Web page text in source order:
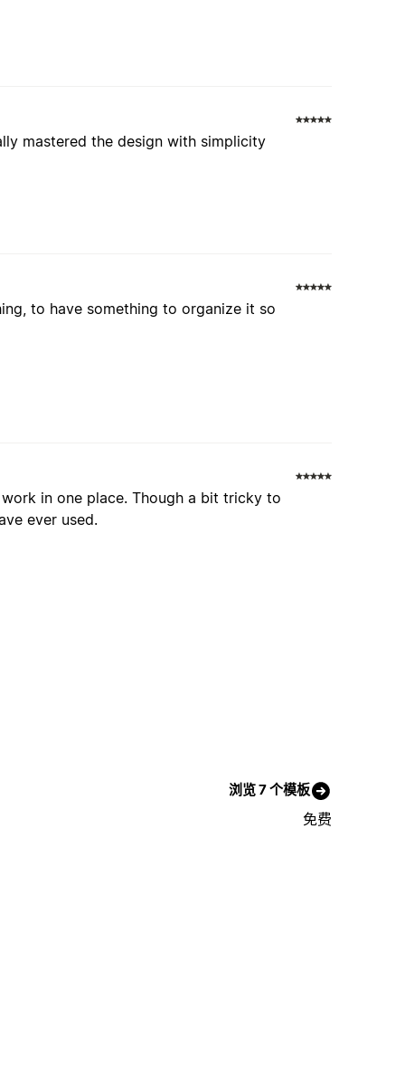
mastered the design with simplicity
to have something to organize it so
in one place. Though a bit tricky to
ever used.
浏览 7 个模板
免费